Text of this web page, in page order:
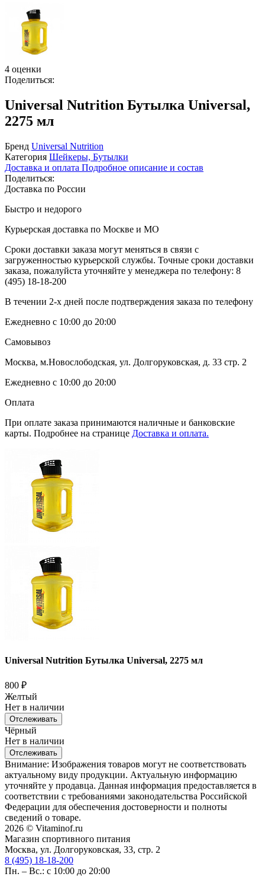
4 оценки
Поделиться:
Universal Nutrition Бутылка Universal,
2275 мл
Бренд Universal Nutrition
Категория Шейкеры, Бутылки
Доставка и оплата Подробное описание и состав
Поделиться:
Доставка по России
Быстро и недорого
Курьерская доставка по Москве и МО
Сроки доставки заказа могут меняться в связи с
загруженностью курьерской службы. Точные сроки доставки
заказа, пожалуйста уточняйте у менеджера по телефону: 8
(495) 18-18-200
В течении 2-х дней после подтверждения заказа по телефону
Ежедневно с 10:00 до 20:00
Самовывоз
Москва, м.Новослободская, ул. Долгоруковская, д. 33 стр. 2
Ежедневно с 10:00 до 20:00
Оплата
При оплате заказа принимаются наличные и банковские
карты. Подробнее на странице Доставка и оплата.
Universal Nutrition Бутылка Universal, 2275 мл
800 ₽
Желтый
Нет в наличии
Отслеживать
Чёрный
Нет в наличии
Отслеживать
Внимание: Изображения товаров могут не соответствовать
актуальному виду продукции. Актуальную информацию
уточняйте у продавца. Данная информация предоставляется в
соответствии с требованиями законодательства Российской
Федерации для обеспечения достоверности и полноты
сведений о товаре.
2026 © Vitaminof.ru
Магазин спортивного питания
Москва, ул. Долгоруковская, 33, стр. 2
8 (495) 18-18-200
Пн. – Вс.: с 10:00 до 20:00